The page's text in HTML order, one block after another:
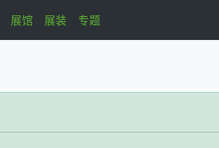
展馆 展装 专题